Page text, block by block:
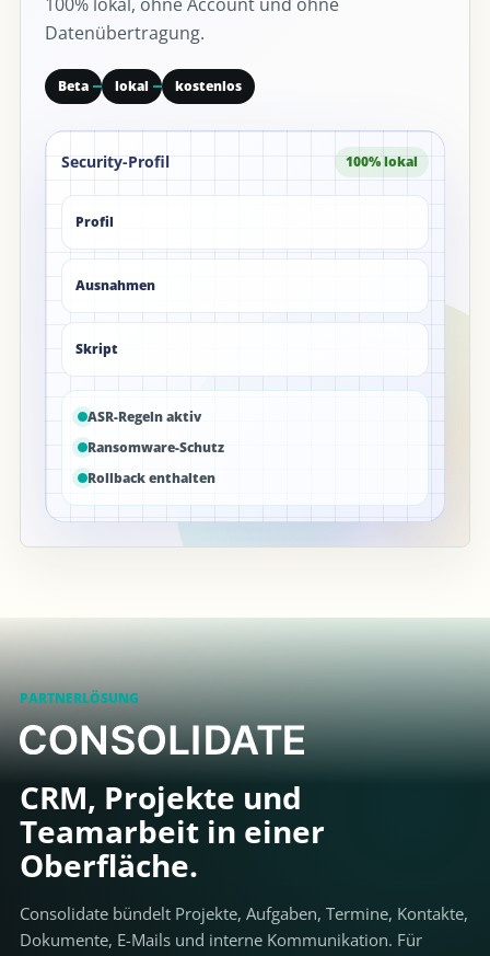
Datenübertragung.
Beta lokal kostenlos
Security-Profil 100% lokal
Profil
Ausnahmen
Skript
ASR-Regeln aktiv
Ransomware-Schutz
Rollback enthalten
PARTNERLÖSUNG
CRM, Projekte und
Teamarbeit in einer
Oberfläche.
Consolidate bündelt Projekte, Aufgaben, Termine, Kontakte,
Dokumente, E-Mails und interne Kommunikation. Für